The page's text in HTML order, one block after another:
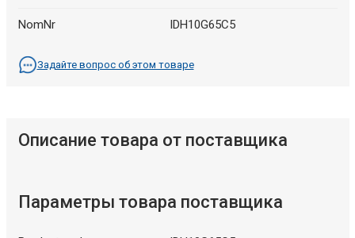
NomNr IDH10G65C5
Задайте вопрос об этом товаре
Описание товара от поставщика
Параметры товара поставщика